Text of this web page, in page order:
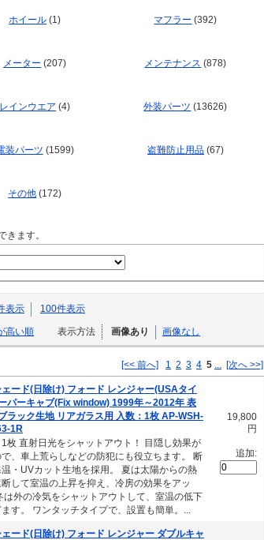
ホイール (1) マフラー (392)
メーター (207) メンテナンス (878)
レインウエア (4) 外装パーツ (13626)
装パーツ (1599) 盗難防止用品(67)
その他 (172)
きます。
表示 100件表示
高い順 表示方法 画像あり 画像なし
[<< 前へ] 1 2 3 4 5 ... [次へ >>]
ード(日除け) フォード レンジャー(USAタイ
パーキャブ(Fix window) 1999年～2012年 表
ラック生地 リアガラス用 入数：1枚 AP-WSH-
1R
1枚 直射日光をシャットアウト！ 目隠し効果が
、車上荒らしなどの防犯にも役立ちます。 断
・UVカット生地を採用。 夏は太陽からの熱
して室温の上昇を抑え、冷房の効果をアッ
は外の冷気をシャットアウトして、室温の低下
ます。 ワンタッチタイプで、設置も簡単。...
19,800
円
追加:
ード(日除け) フォード レンジャー ダブルキャ